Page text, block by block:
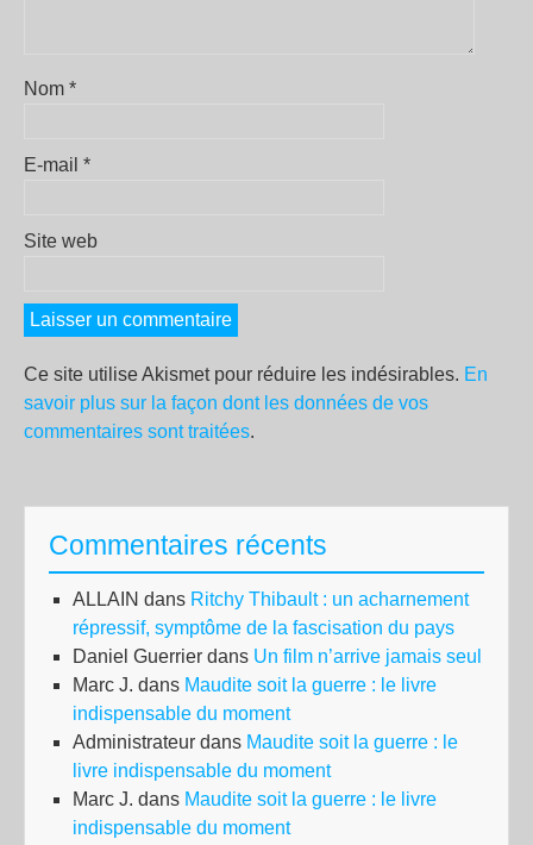
Nom *
E-mail *
Site web
Ce site utilise Akismet pour réduire les indésirables. En
savoir plus sur la façon dont les données de vos
commentaires sont traitées.
Commentaires récents
ALLAIN dans Ritchy Thibault : un acharnement
répressif, symptôme de la fascisation du pays
Daniel Guerrier dans Un film n’arrive jamais seul
Marc J. dans Maudite soit la guerre : le livre
indispensable du moment
Administrateur dans Maudite soit la guerre : le
livre indispensable du moment
Marc J. dans Maudite soit la guerre : le livre
indispensable du moment